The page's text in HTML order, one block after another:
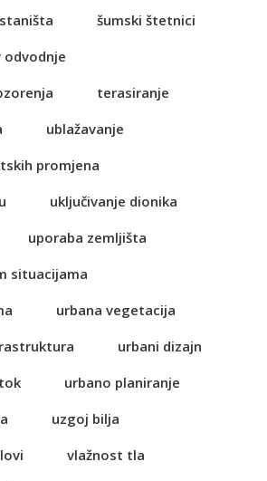
staništa
šumski štetnici
odvodnje
terasiranje
ublažavanje
promjena
uključivanje dionika
uporaba zemljišta
situacijama
urbana vegetacija
urbani dizajn
urbano planiranje
uzgoj bilja
vlažnost tla